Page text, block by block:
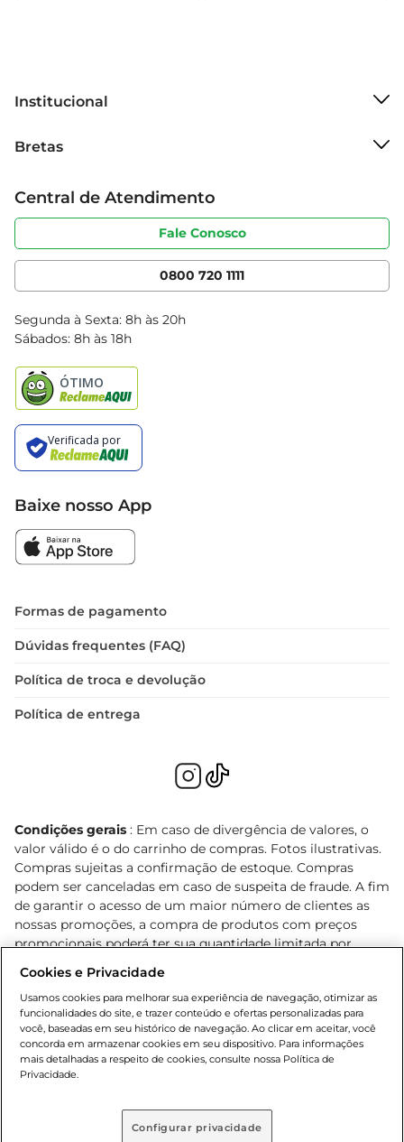
Institucional
Grupo Cencosud
Sobre privacidade
Portal do fornecedor
Cencosud Media
Bretas
Produtos Bretas
Código de ética
Serviços
Clube Bretas
Blog Bretas
Black Friday
Central de Atendimento
Fale Conosco
0800 720 1111
Segunda à Sexta: 8h às 20h
Sábados: 8h às 18h
Baixe nosso App
Formas de pagamento
Dúvidas frequentes (FAQ)
Política de troca e devolução
Política de entrega
Condições gerais : Em caso de divergência de valores, o
valor válido é o do carrinho de compras. Fotos ilustrativas.
Compras sujeitas a confirmação de estoque. Compras
podem ser canceladas em caso de suspeita de fraude. A fim
de garantir o acesso de um maior número de clientes as
nossas promoções, a compra de produtos com preços
promocionais poderá ter sua quantidade limitada por
o e-commerce e válidos durante o dia de hoje, podendo
sofrer alterações sem prévia notificação. Proibida a venda
de bebidas alcoólicas para menores de 18 anos, conforme
Lei n.º 8069/90, art. 81, inciso II (Estatuto da Criança e do
Adolescente). Preços e condições exclusivos para o
www.bretas.com.br
Cookies e Privacidade
Usamos cookies para melhorar sua experiência de navegação, otimizar as
funcionalidades do site, e trazer conteúdo e ofertas personalizadas para
você, baseadas em seu histórico de navegação. Ao clicar em aceitar, você
concorda em armazenar cookies em seu dispositivo. Para informações
mais detalhadas a respeito de cookies, consulte nossa Política de
Privacidade.
Configurar privacidade